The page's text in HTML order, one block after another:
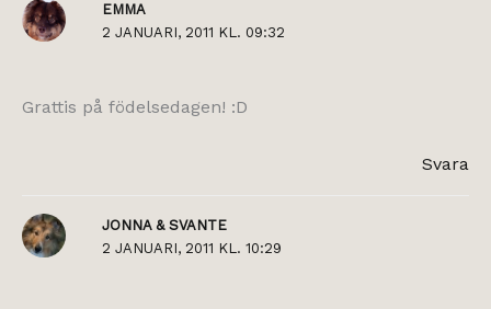
EMMA
2 JANUARI, 2011 KL. 09:32
Grattis på födelsedagen! :D
Svara
JONNA & SVANTE
2 JANUARI, 2011 KL. 10:29